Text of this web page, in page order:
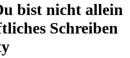
bist nicht allein
Schreiben